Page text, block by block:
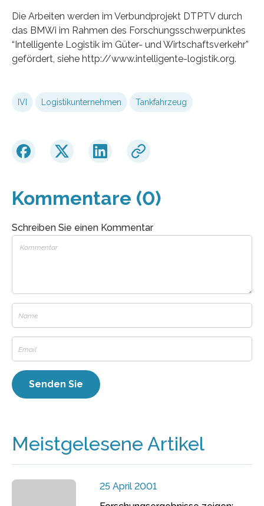
Die Arbeiten werden im Verbundprojekt DTPTV durch
das BMWi im Rahmen des Forschungsschwerpunktes
“Intelligente Logistik im Güter- und Wirtschaftsverkehr”
gefördert, siehe http://www.intelligente-logistik.org.
IVI Logistikunternehmen Tankfahrzeug
Kommentare (0)
Schreiben Sie einen Kommentar
Meistgelesene Artikel
25 April 2001